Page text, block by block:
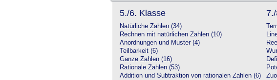
5./6. Klasse
Natürliche Zahlen (34)
Rechnen mit natürlichen Zahlen (10)
Anordnungen und Muster (4)
Teilbarkeit (6)
Ganze Zahlen (16)
Rationale Zahlen (53)
Addition und Subtraktion von rationalen Zahlen (6)